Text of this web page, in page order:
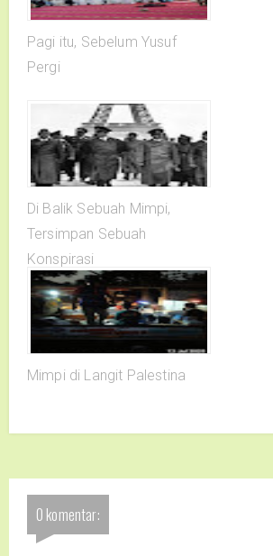
Pagi itu, Sebelum Yusuf
Pergi
Di Balik Sebuah Mimpi,
Tersimpan Sebuah
Konspirasi
Mimpi di Langit Palestina
0 komentar: